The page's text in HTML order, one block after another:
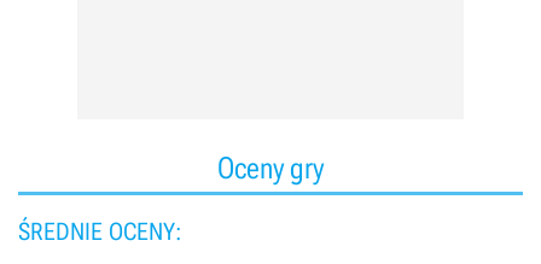
Oceny gry
ŚREDNIE OCENY: